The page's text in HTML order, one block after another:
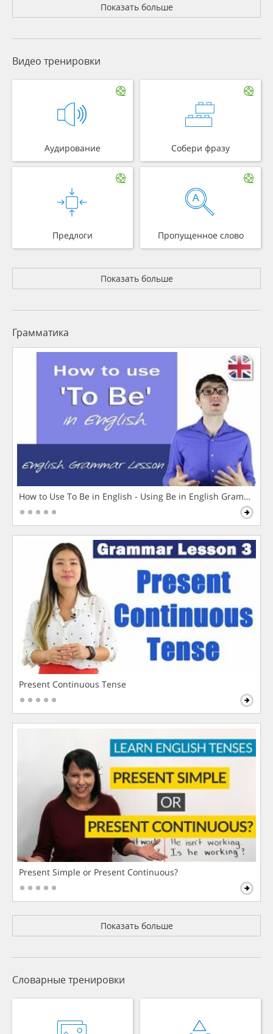
Показать больше
Видео тренировки
Аудирование Собери фразу
Предлоги Пропущенное слово
Показать больше
Грамматика
How to Use To Be in English - Using Be in English Grammar
Present Continuous Tense
Present Simple or Present Continuous?
Показать больше
Словарные тренировки